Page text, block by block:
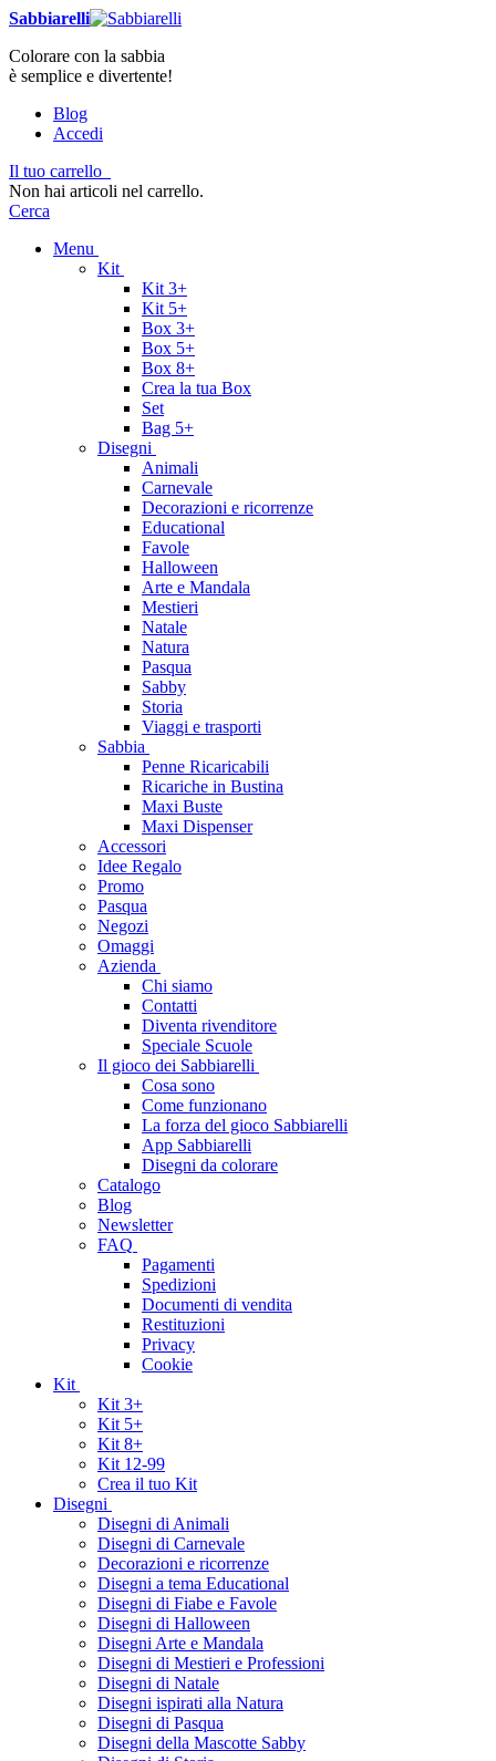
Sabbiarelli
Colorare con la sabbia
è semplice e divertente!
Blog
Accedi
Il tuo carrello
Non hai articoli nel carrello.
Cerca
Menu
Kit
Kit 3+
Kit 5+
Box 3+
Box 5+
Box 8+
Crea la tua Box
Set
Bag 5+
Disegni
Animali
Carnevale
Decorazioni e ricorrenze
Educational
Favole
Halloween
Arte e Mandala
Mestieri
Natale
Natura
Pasqua
Sabby
Storia
Viaggi e trasporti
Sabbia
Penne Ricaricabili
Ricariche in Bustina
Maxi Buste
Maxi Dispenser
Accessori
Idee Regalo
Promo
Pasqua
Negozi
Omaggi
Azienda
Chi siamo
Contatti
Diventa rivenditore
Speciale Scuole
Il gioco dei Sabbiarelli
Cosa sono
Come funzionano
La forza del gioco Sabbiarelli
App Sabbiarelli
Disegni da colorare
Catalogo
Blog
Newsletter
FAQ
Pagamenti
Spedizioni
Documenti di vendita
Restituzioni
Privacy
Cookie
Kit
Kit 3+
Kit 5+
Kit 8+
Kit 12-99
Crea il tuo Kit
Disegni
Disegni di Animali
Disegni di Carnevale
Decorazioni e ricorrenze
Disegni a tema Educational
Disegni di Fiabe e Favole
Disegni di Halloween
Disegni Arte e Mandala
Disegni di Mestieri e Professioni
Disegni di Natale
Disegni ispirati alla Natura
Disegni di Pasqua
Disegni della Mascotte Sabby